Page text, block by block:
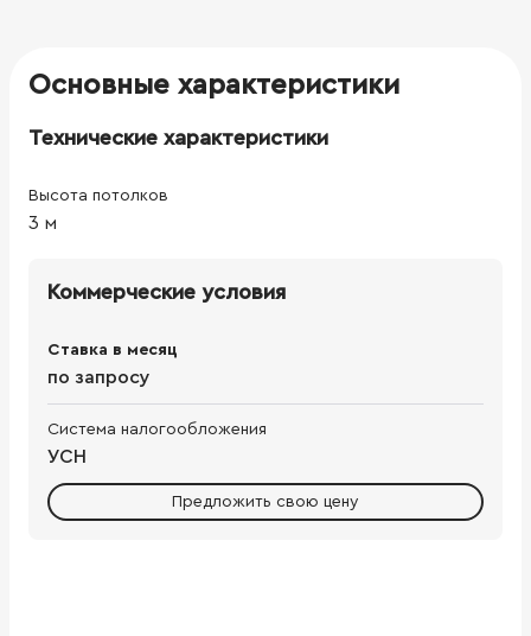
Основные характеристики
Технические характеристики
Высота потолков
3 м
Коммерческие условия
Ставка в месяц
по запросу
Система налогообложения
УСН
Предложить свою цену